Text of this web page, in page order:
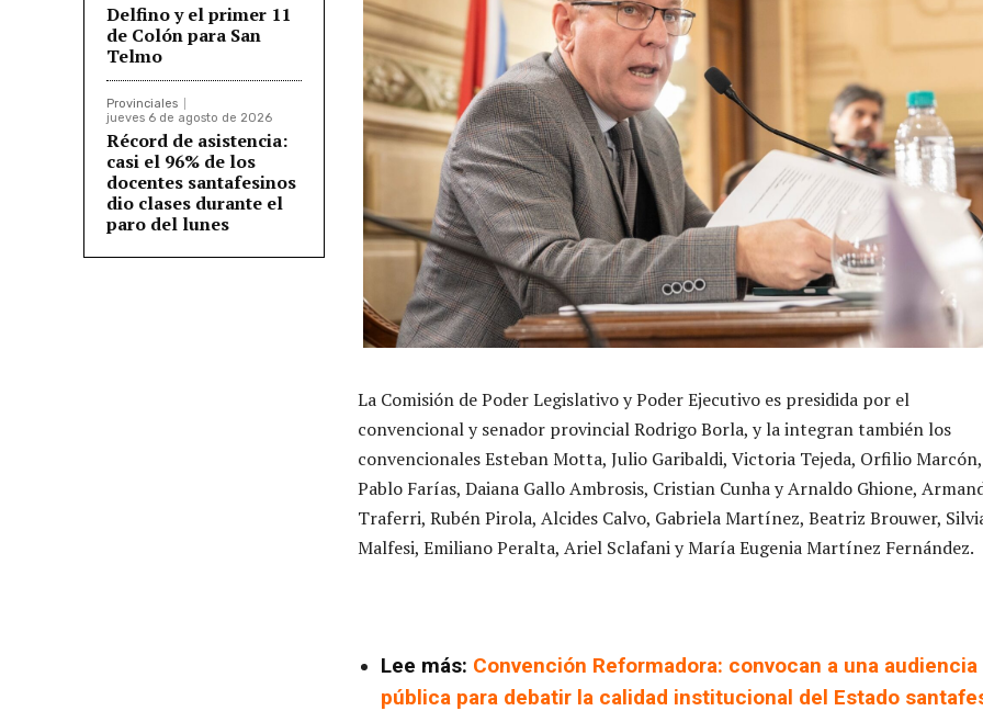
Delfino y el primer 11
de Colón para San
Telmo
Provinciales
jueves 6 de agosto de 2026
Récord de asistencia:
casi el 96% de los
docentes santafesinos
dio clases durante el
paro del lunes
La Comisión de Poder Legislativo y Poder Ejecutivo es presidida por el
convencional y senador provincial Rodrigo Borla, y la integran también los
convencionales Esteban Motta, Julio Garibaldi, Victoria Tejeda, Orfilio Marcón,
Pablo Farías, Daiana Gallo Ambrosis, Cristian Cunha y Arnaldo Ghione,
Traferri, Rubén Pirola, Alcides Calvo, Gabriela Martínez, Beatriz Brouwer,
Malfesi, Emiliano Peralta, Ariel Sclafani y María Eugenia Martínez Fernández.
Lee más: Convención Reformadora: convocan a una audiencia
pública para debatir la calidad institucional del Estado